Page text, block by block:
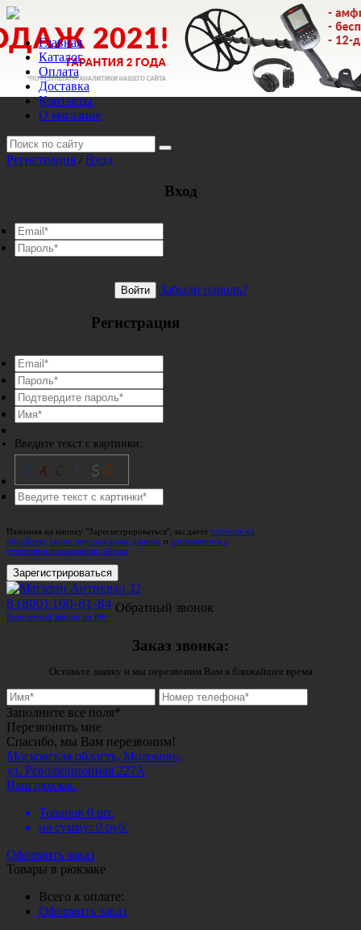
Главная
Каталог
Оплата
Доставка
Контакты
О магазине
Регистрация / Вход
Вход
Войти Забыли пароль?
Регистрация
Введите текст с картинки:
Нажимая на кнопку "Зарегистрироваться", вы даете согласие на
обработку своих персональных данных и соглашаетесь с
условиями пользования сайтом
Зарегистрироваться
8 (800) 100-81-84
Бесплатный звонок по РФ.
Обратный звонок
Заказ звонка:
Оставьте заявку и мы перезвоним Вам в ближайшее время
Заполните все поля*
Перезвонить мне
Спасибо, мы Вам перезвоним!
Московская область, Молоково,
ул. Революционная 227А
Ваш рюкзак:
Товаров 0 шт.
на сумму: 0 руб.
Оформить заказ
Товары в рюкзаке
Всего к оплате:
Оформить заказ